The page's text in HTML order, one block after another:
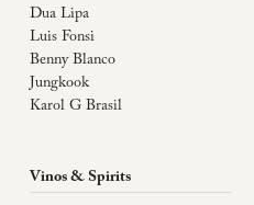
Dua Lipa
Luis Fonsi
Benny Blanco
Jungkook
Karol G Brasil
Vinos & Spirits